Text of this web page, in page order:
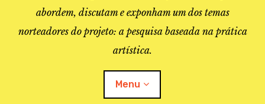
abordem, discutam e exponham um dos temas
norteadores do projeto: a pesquisa baseada na prática
artística.
Menu